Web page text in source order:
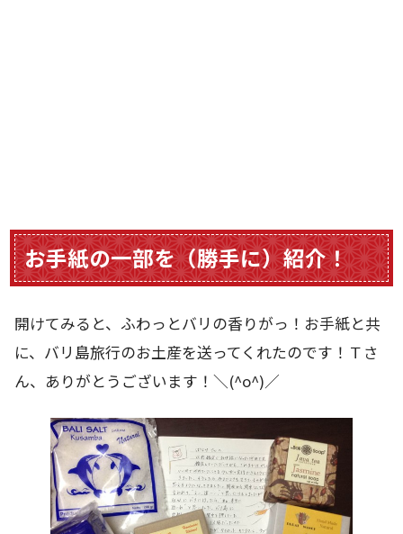
お手紙の一部を（勝手に）紹介！
開けてみると、ふわっとバリの香りがっ！お手紙と共
に、バリ島旅行のお土産を送ってくれたのです！Ｔさ
ん、ありがとうございます！＼(^o^)／